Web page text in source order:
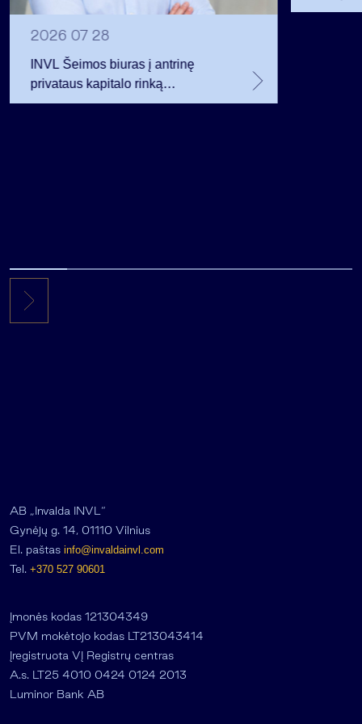
2026 07 28
INVL Šeimos biuras į antrinę
privataus kapitalo rinką
investuojantį fondą pritraukė 17,4
12 mln.
AB „Invalda INVL“
Gynėjų g. 14, 01110 Vilnius
El. paštas info@invaldainvl.com
Tel. +370 527 90601
Įmonės kodas 121304349
PVM mokėtojo kodas LT213043414
Įregistruota VĮ Registrų centras
A.s. LT25 4010 0424 0124 2013
Luminor Bank AB